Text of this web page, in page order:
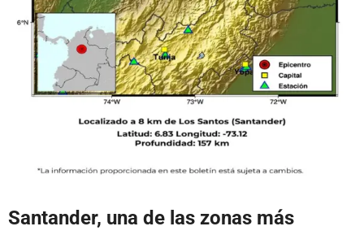
Santander, una de las zonas más